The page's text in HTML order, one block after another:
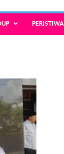
PERISTIWA